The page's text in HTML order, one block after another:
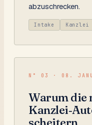
abzuschrecken.
Intake Kanzlei
N° 03 · 08.
Warum die